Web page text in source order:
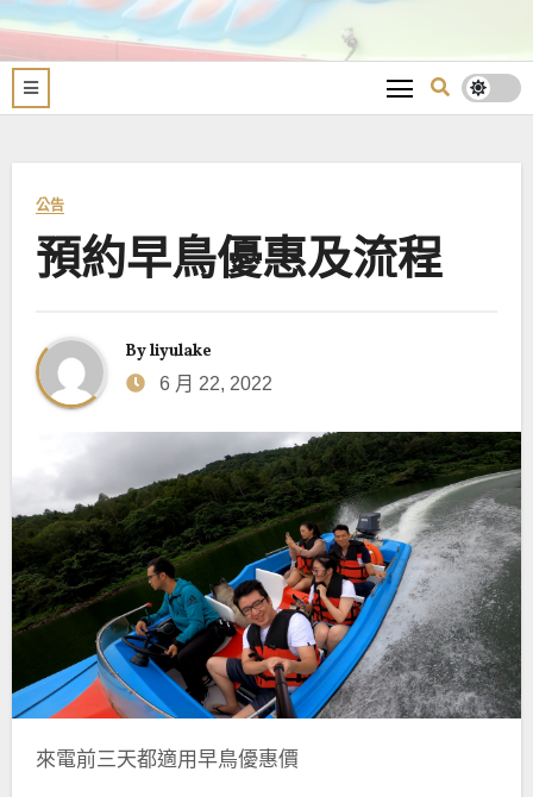
公告
預約早鳥優惠及流程
Byliyulake
6 月 22, 2022
來電前三天都適用早鳥優惠價